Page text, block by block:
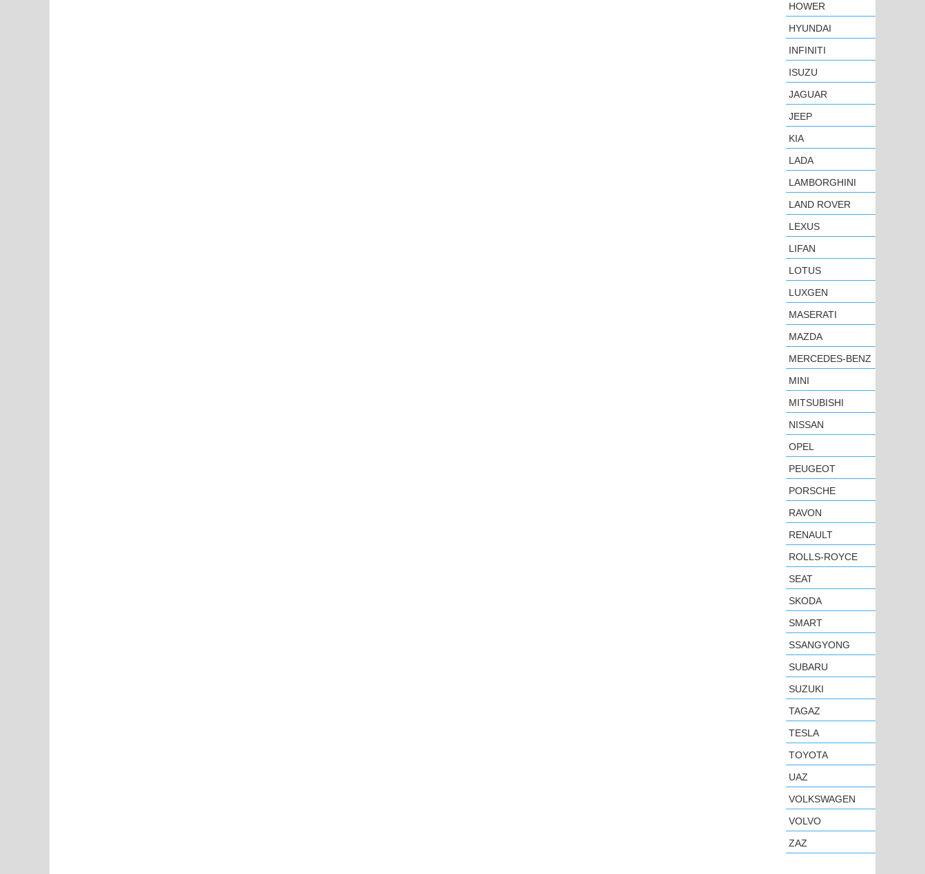
HOWER
HYUNDAI
INFINITI
ISUZU
JAGUAR
JEEP
KIA
LADA
LAMBORGHINI
LAND ROVER
LEXUS
LIFAN
LOTUS
LUXGEN
MASERATI
MAZDA
MERCEDES-BENZ
MINI
MITSUBISHI
NISSAN
OPEL
PEUGEOT
PORSCHE
RAVON
RENAULT
ROLLS-ROYCE
SEAT
SKODA
SMART
SSANGYONG
SUBARU
SUZUKI
TAGAZ
TESLA
TOYOTA
UAZ
VOLKSWAGEN
VOLVO
ZAZ